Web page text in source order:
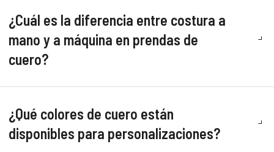
¿Cuál es la diferencia entre costura a
mano y a máquina en prendas de
cuero?
¿Qué colores de cuero están
disponibles para personalizaciones?